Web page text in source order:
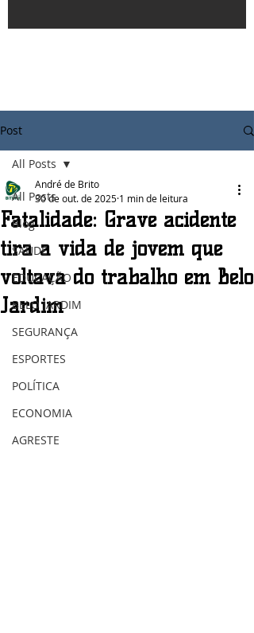
Post
All Posts
Blog
SAÚDE
EDUCAÇÃO
BELO JARDIM
SEGURANÇA
ESPORTES
POLÍTICA
ECONOMIA
AGRESTE
All Posts
Fatalidade: Grave acidente
tira a vida de jovem que
voltava do trabalho em Belo
Jardim
André de Brito
30 de out. de 2025 1 min de leitura